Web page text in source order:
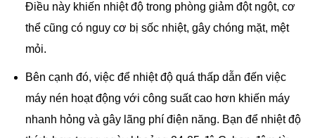
Điều này khiến nhiệt độ trong phòng giảm đột ngột, cơ
thể cũng có nguy cơ bị sốc nhiệt, gây chóng mặt, mệt
mỏi.
Bên cạnh đó, việc để nhiệt độ quá thấp dẫn đến việc
máy nén hoạt động với công suất cao hơn khiến máy
nhanh hỏng và gây lãng phí điện năng. Bạn để nhiệt độ